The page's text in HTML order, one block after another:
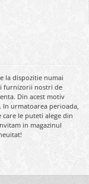
la dispozitie numai
furnizorii nostri de
Din acest motiv
In urmatoarea perioada,
le puteti alege din
in magazinul